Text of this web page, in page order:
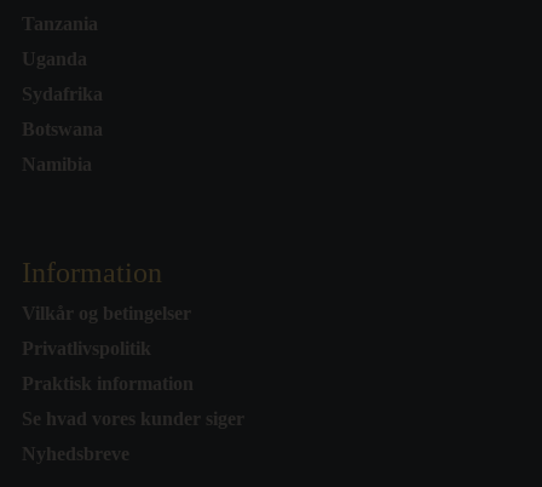
Tanzania
Uganda
Sydafrika
Botswana
Namibia
Information
Vilkår og betingelser
Privatlivspolitik
Praktisk information
Se hvad vores kunder siger
Nyhedsbreve